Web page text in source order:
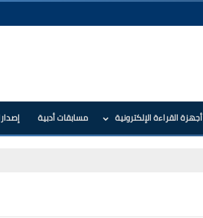
أجهزة القراءة الإلكترونية مسابقات أدبية